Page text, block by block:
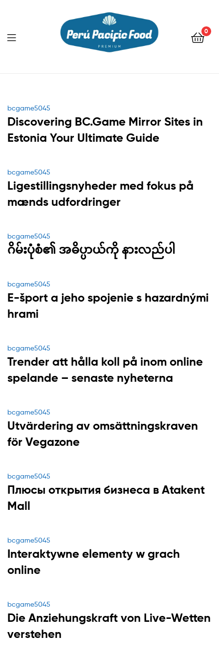
0
Menu
Categories
bcgame5045
Discovering BC.Game Mirror Sites in
Estonia Your Ultimate Guide
Categories
bcgame5045
Ligestillingsnyheder med fokus på
mænds udfordringer
Categories
bcgame5045
ဂိမ်းပုံစံ၏ အဓိပ္ပာယ်ကို နားလည်ပါ
Categories
bcgame5045
E-šport a jeho spojenie s hazardnými
hrami
Categories
bcgame5045
Trender att hålla koll på inom online
spelande – senaste nyheterna
Categories
bcgame5045
Utvärdering av omsättningskraven
för Vegazone
Categories
bcgame5045
Плюсы открытия бизнеса в Atakent
Mall
Categories
bcgame5045
Interaktywne elementy w grach
online
Categories
bcgame5045
Die Anziehungskraft von Live-Wetten
verstehen